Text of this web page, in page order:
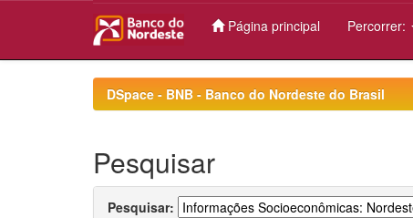
Página principal Percorrer:
DSpace - BNB - Banco do Nordeste do Brasil
Pesquisar
Pesquisar: